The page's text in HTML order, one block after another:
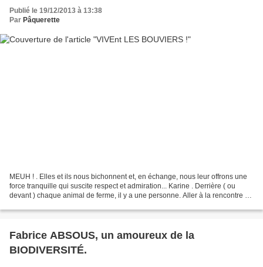
Publié le 19/12/2013 à 13:38
Par Pâquerette
MEUH ! . Elles et ils nous bichonnent et, en échange, nous leur offrons une
force tranquille qui suscite respect et admiration... Karine . Derrière ( ou
devant ) chaque animal de ferme, il y a une personne. Aller à la rencontre de
Fabrice ABSOUS, un amoureux de la
BIODIVERSITÉ.